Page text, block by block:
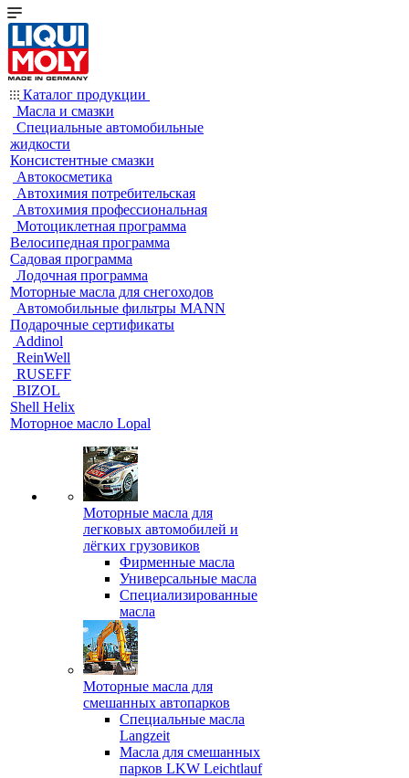
Каталог продукции
Масла и смазки
Специальные автомобильные
жидкости
Консистентные смазки
Автокосметика
Автохимия потребительская
Автохимия профессиональная
Мотоциклетная программа
Велосипедная программа
Садовая программа
Лодочная программа
Моторные масла для снегоходов
Автомобильные фильтры MANN
Подарочные сертификаты
Addinol
ReinWell
RUSEFF
BIZOL
Shell Helix
Моторное масло Lopal
Моторные масла для
легковых автомобилей и
лёгких грузовиков
Фирменные масла
Универсальные масла
Специализированные
масла
Моторные масла для
смешанных автопарков
Специальные масла
Langzeit
Масла для смешанных
парков LKW Leichtlauf